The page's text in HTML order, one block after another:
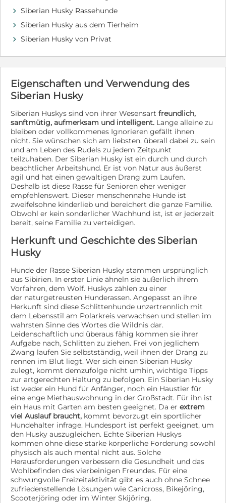
werden. Zu Bedenken gilt, dass trotz der guten
Vorbereitung die Umweltreize in Deutschland weitaus
präsenter sind als in Rumänien, wo sie aktuell noch
leben. Auf unserem Hof befinden sich die Hunde in
des Geländes sind auf Grund der Vielzahl der Tiere
leider nicht möglich. Nola ist circa 1 Jahr alt (Stand
02.07.2026) und etwa 50 cm (+/-) groß. Sie ist ein
Husky-Mischling. Nola lebt aktuell in Homorod-
Brasov/Rumänien. Sie wird gegen eine Schutzgebühr
Vorkontrolle, gechipt, geimpft, entwurmt, entfloht und
ausgestattet mit einem EU Heimtierausweis und den
notwendigen Zollpapieren über den Tierschutz aus. Wir
vermitteln ausschließlich auf Endstellen. Kontakt: Bei
ernsthaftem Interesse wenden Sie sich bitte an
folgenden Kontakt: First step for a better life
Ansprechpartnerin in Deutschland: Giovi Thoma, Tel.:
0173/6566673 (Erstkontakt auch per WhatsApp oder
SMS). Gerne können Sie uns auch über Facebook eine
Anfrage senden. Bei schriftlichen Anfragen geben Sie
bitte immer Ihre Telefonnummer zur Kontaktaufnahme
an. Hinweis: Wenn wir unsere Hunde bestimmten
am Erscheinungsbild und am Verhalten (Phänotyp).
Diese Zuordnung erfolgt nach bestem Wissen und
Gewissen des Vereins und der beteiligten Tierärzte. Die
Angaben entsprechen jedoch nicht zwangsläufig den
Erbanlagen (Genotyp), zu deren Bestimmung eine
DNA-Analyse erforderlich wäre. Die Verhaltens- und
Charakterbeschreibung des Tieres beruht auf
Beobachtungen der Tierschützer vor Ort bzw. der
Pflegestellen und bezieht sich ausschließlich auf die
aktuellen örtlichen Begebenheiten. Nach einer
Vermittlung kann oder wird sich die Fellnase
charakterlich anpassen und oder verändern. Auf
Grundlage des österreichischen Tierschutzgesetzes ist
es uns nicht erlaubt, Tiere nach Österreich zu
vermitteln.
d Siberian Husky Rassehunde
d Siberian Husky aus dem Tierheim
d Siberian Husky von Privat
Eigenschaften und Verwendung des
Siberian Husky
Siberian Huskys sind von ihrer Wesensart freundlich,
sanftmütig, aufmerksam und intelligent. Lange alleine zu
bleiben oder vollkommenes Ignorieren gefällt ihnen
nicht. Sie wünschen sich am liebsten, überall dabei zu sein
und am Leben des Rudels zu jedem Zeitpunkt
teilzuhaben. Der Siberian Husky ist ein durch und durch
beachtlicher Arbeitshund. Er ist von Natur aus äußerst
agil und hat einen gewaltigen Drang zum Laufen.
Deshalb ist diese Rasse für Senioren eher weniger
empfehlenswert. Dieser menschennahe Hunde ist
zweifelsohne kinderlieb und bereichert die ganze Familie.
Obwohl er kein sonderlicher Wachhund ist, ist er jederzeit
bereit, seine Familie zu verteidigen.
Herkunft und Geschichte des Siberian
Husky
Hunde der Rasse Siberian Husky stammen ursprünglich
aus Sibirien. In erster Linie ähneln sie äußerlich ihrem
Vorfahren, dem Wolf. Huskys zählen zu einer
der naturgetreusten Hunderassen. Angepasst an ihre
Herkunft sind diese Schlittenhunde unzertrennlich mit
dem Lebensstil am Polarkreis verwachsen und stellen im
wahrsten Sinne des Wortes die Wildnis dar.
Leidenschaftlich und überaus fähig kommen sie ihrer
Aufgabe nach, Schlitten zu ziehen. Frei von jeglichem
Zwang laufen Sie selbstständig, weil ihnen der Drang zu
rennen im Blut liegt. Wer sich einen Siberian Husky
zulegt, kommt demzufolge nicht umhin, wichtige Tipps
zur artgerechten Haltung zu befolgen. Ein Siberian Husky
ist weder ein Hund für Anfänger, noch ein Haustier für
eine enge Miethauswohnung in der Großstadt. Für ihn ist
ein Haus mit Garten am besten geeignet. Da er extrem
viel Auslauf braucht, kommt bevorzugt ein sportlicher
Hundehalter infrage. Hundesport ist perfekt geeignet, um
den Husky auszugleichen. Echte Siberian Huskys
kommen ohne diese starke körperliche Forderung sowohl
physisch als auch mental nicht aus. Solche
Herausforderungen verbessern die Gesundheit und das
Wohlbefinden des vierbeinigen Freundes. Für eine
schwungvolle Freizeitaktivität gibt es auch ohne Schnee
zufriedenstellende Lösungen wie Canicross, Bikejöring,
Scooterjöring oder im Winter Skijöring.